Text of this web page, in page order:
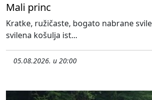
Mali princ
Kratke, ružičaste, bogato nabrane
svilena košulja ist...
05.08.2026. u 20:00